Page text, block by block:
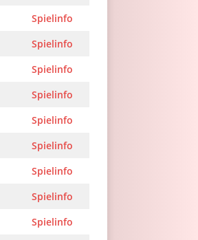
Spielinfo
Spielinfo
Spielinfo
Spielinfo
Spielinfo
Spielinfo
Spielinfo
Spielinfo
Spielinfo